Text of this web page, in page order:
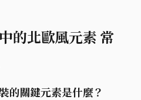
的北歐風元素 常
的關鍵元素是什麼？